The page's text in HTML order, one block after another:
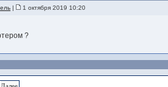
| 1 октября 2019 10:20
?